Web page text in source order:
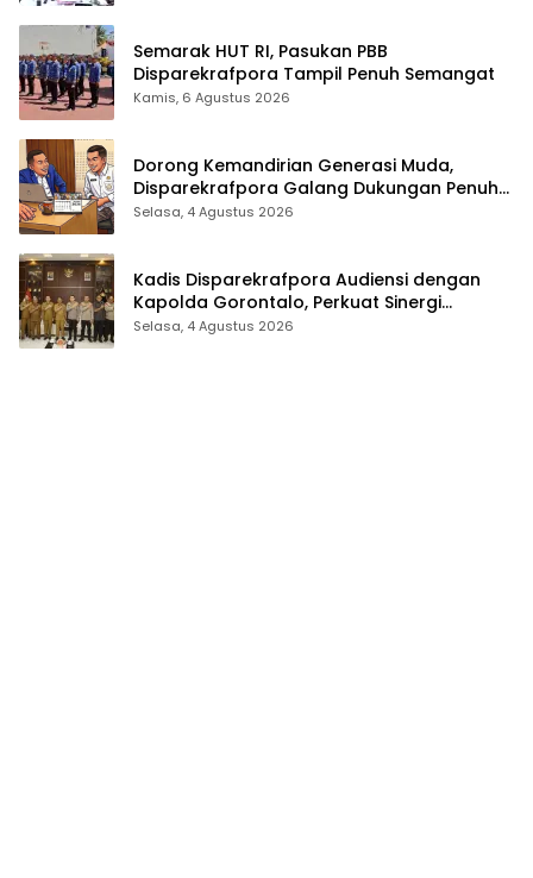
Semarak HUT RI, Pasukan PBB
Disparekrafpora Tampil Penuh Semangat
Kamis, 6 Agustus 2026
Dorong Kemandirian Generasi Muda,
Disparekrafpora Galang Dukungan Penuh
Para Aleg Deprov
Selasa, 4 Agustus 2026
Kadis Disparekrafpora Audiensi dengan
Kapolda Gorontalo, Perkuat Sinergi
Sukseskan Gorontalo Karnaval Karawo
Selasa, 4 Agustus 2026